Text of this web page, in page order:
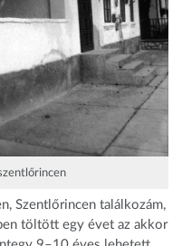
Szentlőrincen találkozám,
töltött egy évet az akkor